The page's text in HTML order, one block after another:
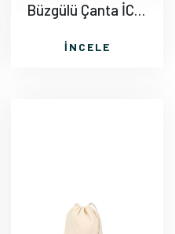
Büzgülü Çanta İC001
İNCELE